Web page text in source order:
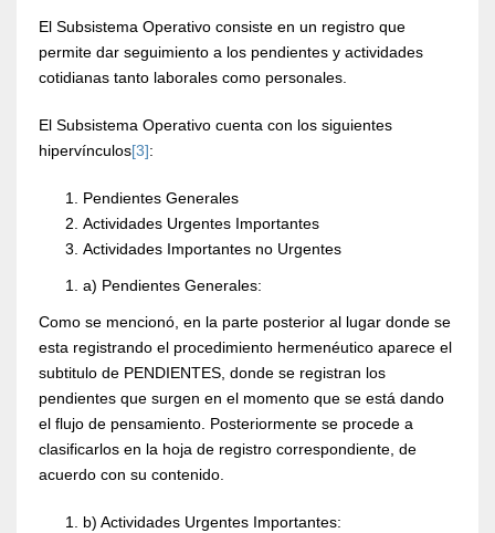
El Subsistema Operativo consiste en un registro que
permite dar seguimiento a los pendientes y actividades
cotidianas tanto laborales como personales.
El Subsistema Operativo cuenta con los siguientes
hipervínculos[3]:
Pendientes Generales
Actividades Urgentes Importantes
Actividades Importantes no Urgentes
a) Pendientes Generales:
Como se mencionó, en la parte posterior al lugar donde se
esta registrando el procedimiento hermenéutico aparece el
subtitulo de PENDIENTES, donde se registran los
pendientes que surgen en el momento que se está dando
el flujo de pensamiento. Posteriormente se procede a
clasificarlos en la hoja de registro correspondiente, de
acuerdo con su contenido.
b) Actividades Urgentes Importantes: